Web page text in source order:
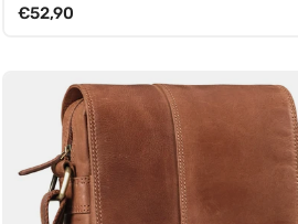
Normaler Preis
€52,90